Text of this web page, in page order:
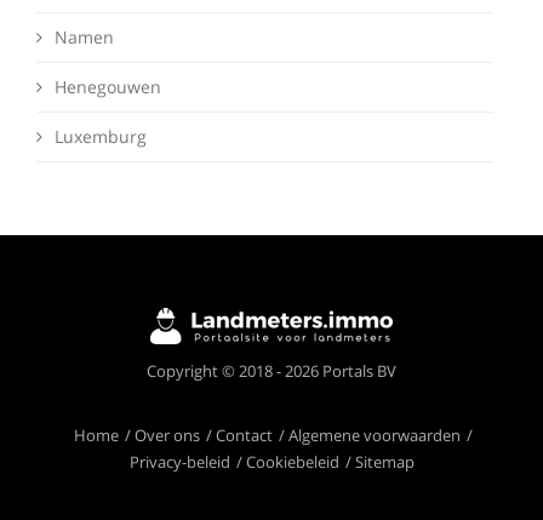
Deze website maakt gebruik van cookies om
ervoor te zorgen dat je de beste ervaring op
Ik begrijp het!
Namen
Henegouwen
Luxemburg
Copyright © 2018 - 2026 Portals BV
Home Over ons Contact
Algemene voorwaarden
Privacy-beleid
Cookiebeleid Sitemap